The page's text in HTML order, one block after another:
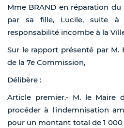
Mme BRAND en réparation
par sa fille, Lucile, suite
responsabilité incombe à la
Sur le rapport présenté par M.
de la 7e Commission,
Délibère :
Article premier.- M. le Maire
procéder à l'indemnisation
pour un montant total de 1